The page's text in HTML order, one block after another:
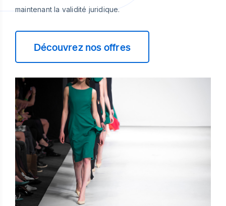
maintenant la validité juridique.
Découvrez nos offres